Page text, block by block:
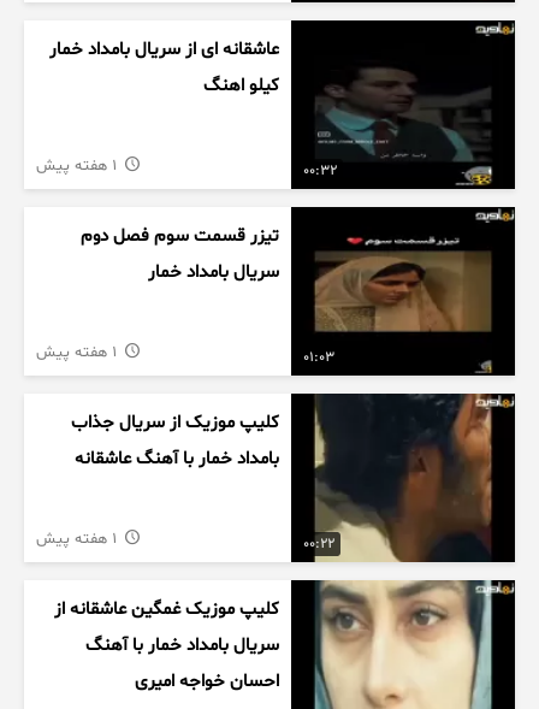
00:32
عاشقانه ای از سریال بامداد خمار
کیلو اهنگ
01:03
تیزر قسمت سوم فصل دوم
سریال بامداد خمار
00:22
کلیپ موزیک از سریال جذاب
بامداد خمار با آهنگ عاشقانه
کلیپ موزیک غمگین عاشقانه از
سریال بامداد خمار با آهنگ
احسان خواجه امیری